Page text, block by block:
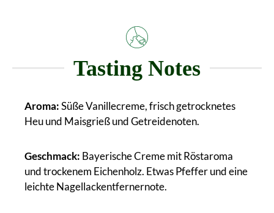
Tasting Notes
Aroma:Süße Vanillecreme, frisch getrocknetes
Heu und Maisgrieß und Getreidenoten.
Geschmack: Bayerische Creme mit Röstaroma
und trockenem Eichenholz. Etwas Pfeffer und eine
leichte Nagellackentfernernote.